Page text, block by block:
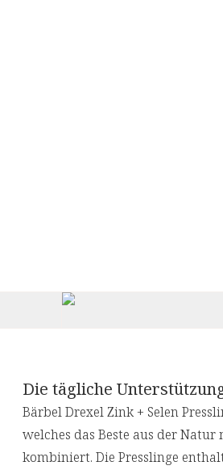
Die tägliche
Bärbel Drexel Zink + Selen
welches das Beste aus der
kombiniert. Die Presslinge